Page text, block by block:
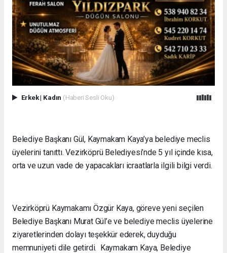
Erkek| Kadın (Haberi Sesli Oku)
Belediye Başkanı Gül, Kaymakam Kaya’ya belediye meclis
üyelerini tanıttı. Vezirköprü Belediyesi’nde 5 yıl içinde kısa,
orta ve uzun vade de yapacakları icraatlarla ilgili bilgi verdi.
Vezirköprü Kaymakamı Özgür Kaya, göreve yeni seçilen
Belediye Başkanı Murat Gül’e ve belediye meclis üyelerine
ziyaretlerinden dolayı teşekkür ederek, duyduğu
memnuniyeti dile getirdi. Kaymakam Kaya, Belediye